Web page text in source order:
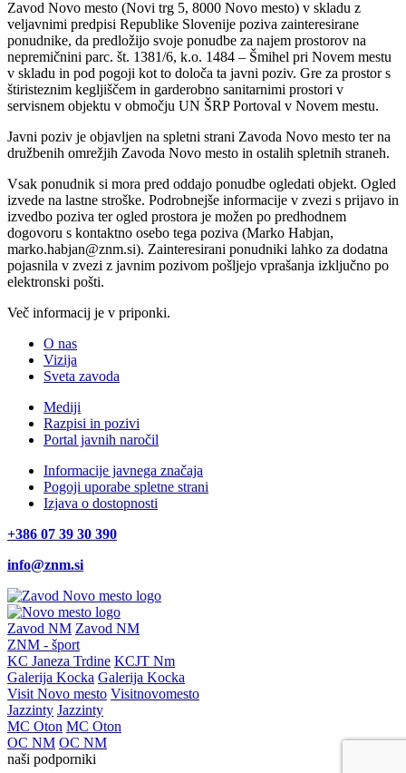
Zavod Novo mesto (Novi trg 5, 8000 Novo mesto) v skladu z
veljavnimi predpisi Republike Slovenije poziva zainteresirane
ponudnike, da predložijo svoje ponudbe za najem prostorov na
nepremičnini parc. št. 1381/6, k.o. 1484 – Šmihel pri Novem mestu
v skladu in pod pogoji kot to določa ta javni poziv. Gre za prostor s
štiristeznim kegljiščem in garderobno sanitarnimi prostori v
servisnem objektu v območju UN ŠRP Portoval v Novem mestu.
Javni poziv je objavljen na spletni strani Zavoda Novo mesto ter na
družbenih omrežjih Zavoda Novo mesto in ostalih spletnih straneh.
Vsak ponudnik si mora pred oddajo ponudbe ogledati objekt. Ogled
izvede na lastne stroške. Podrobnejše informacije v zvezi s prijavo in
izvedbo poziva ter ogled prostora je možen po predhodnem
dogovoru s kontaktno osebo tega poziva (Marko Habjan,
marko.habjan@znm.si). Zainteresirani ponudniki lahko za dodatna
pojasnila v zvezi z javnim pozivom pošljejo vprašanja izključno po
elektronski pošti.
Več informacij je v priponki.
O nas
Vizija
Sveta zavoda
Mediji
Razpisi in pozivi
Portal javnih naročil
Informacije javnega značaja
Pogoji uporabe spletne strani
Izjava o dostopnosti
+386 07 39 30 390
info@znm.si
Zavod NM Zavod NM
ZNM - šport
KC Janeza Trdine KCJT Nm
Galerija Kocka Galerija Kocka
Visit Novo mesto Visitnovomesto
Jazzinty Jazzinty
MC Oton MC Oton
OC NM OC NM
naši podporniki